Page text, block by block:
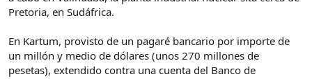
Pretoria, en Sudáfrica.
En Kartum, provisto de un pagaré bancario por importe de
un millón y medio de dólares (unos 270 millones de
pesetas), extendido contra una cuenta del Banco de